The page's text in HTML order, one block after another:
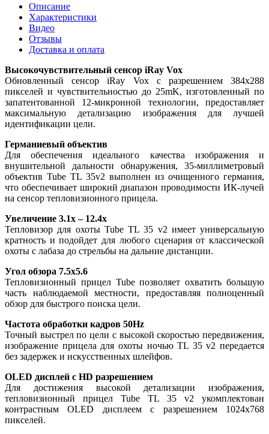
Описание
Характеристики
Видео
Отзывы
Доставка и оплата
Высокочувствительный сенсор iRay Vox
Обновленный сенсор iRay Vox с разрешением 384x288
пикселей и чувствительностью до 25mK, изготовленный по
запатентованной 12-микронной технологии, предоставляет
максимальную детализацию изображения для лучшей
идентификации цели.
Германиевый объектив
Для обеспечения идеального качества изображения и
внушительной дальности обнаружения, 35-миллиметровый
объектив Tube TL 35v2 выполнен из очищенного германия,
что обеспечивает широкий диапазон проводимости ИК-лучей
на сенсор тепловизионного прицела.
Увеличение 3.1х – 12.4х
Тепловизор для охоты Tube TL 35 v2 имеет универсальную
кратность и подойдет для любого сценария от классической
охоты с лабаза до стрельбы на дальние дистанции.
Угол обзора 7.5x5.6
Тепловизионный прицел Tube позволяет охватить большую
часть наблюдаемой местности, предоставляя полноценный
обзор для быстрого поиска цели.
Частота обработки кадров 50Hz
Точный выстрел по цели с высокой скоростью передвижения,
изображение прицела для охоты ночью TL 35 v2 передается
без задержек и искусственных шлейфов.
OLED дисплей с HD разрешением
Для достижения высокой детализации изображения,
тепловизионный прицел Tube TL 35 v2 укомплектован
контрастным OLED дисплеем с разрешением 1024x768
пикселей.